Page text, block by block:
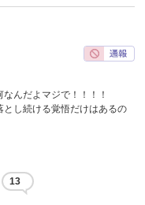
んだよマジで！！！！
し続ける覚悟だけはあるの
13